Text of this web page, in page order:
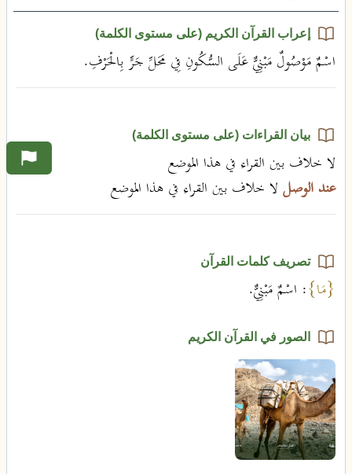
إعراب القرآن الكريم (على مستوى الكلمة)
اسْمٌ مَوْصُولٌ مَبْنِيٌّ عَلَى السُّكُونِ فِي مَحَلِّ جَرٍّ بِالْحَرْفِ.
بيان القراءات (على مستوى الكلمة)
لا خلاف بين القراء في هذا الموضع
عند الوصللا خلاف بين القراء في هذا الموضع
تصريف كلمات القرآن
{مَا}: اسْمٌ مَبْنِيٌّ.
الصور في القرآن الكريم